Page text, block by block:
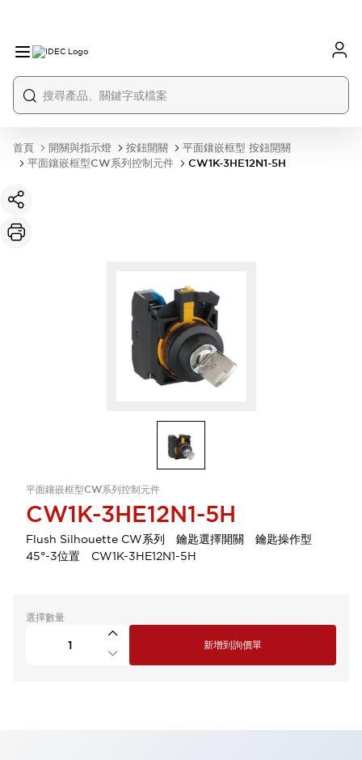
首頁 開關與指示燈 按鈕開關
平面鑲嵌框型 按鈕開關
平面鑲嵌框型CW系列控制元件
CW1K-3HE12N1-5H
平面鑲嵌框型CW系列控制元件
CW1K-3HE12N1-5H
Flush Silhouette CW系列 鑰匙選擇開關 鑰匙操作型
45°-3位置 CW1K-3HE12N1-5H
選擇數量
新增到詢價單